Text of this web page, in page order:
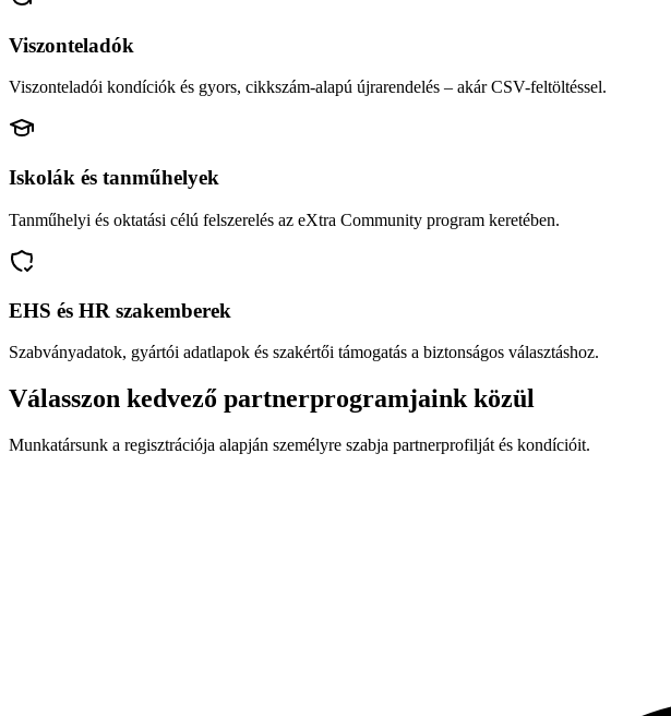
Viszonteladók
Viszonteladói kondíciók és gyors, cikkszám-alapú újrarendelés – akár CSV-feltöltéssel.
Iskolák és tanműhelyek
Tanműhelyi és oktatási célú felszerelés az eXtra Community program keretében.
EHS és HR szakemberek
Szabványadatok, gyártói adatlapok és szakértői támogatás a biztonságos választáshoz.
Válasszon kedvező partnerprogramjaink közül
Munkatársunk a regisztrációja alapján személyre szabja partnerprofilját és kondícióit.